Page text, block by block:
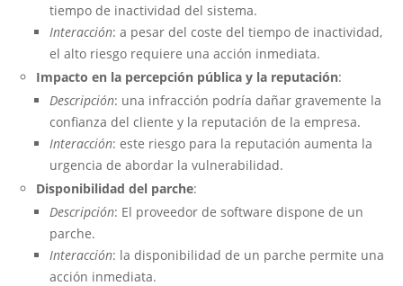
tiempo de inactividad del sistema.
Interacción: a pesar del coste del tiempo de inactividad,
el alto riesgo requiere una acción inmediata.
Impacto en la percepción pública y la reputación:
Descripción: una infracción podría dañar gravemente la
confianza del cliente y la reputación de la empresa.
Interacción: este riesgo para la reputación aumenta la
urgencia de abordar la vulnerabilidad.
Disponibilidad del parche:
Descripción: El proveedor de software dispone de un
parche.
Interacción: la disponibilidad de un parche permite una
acción inmediata.